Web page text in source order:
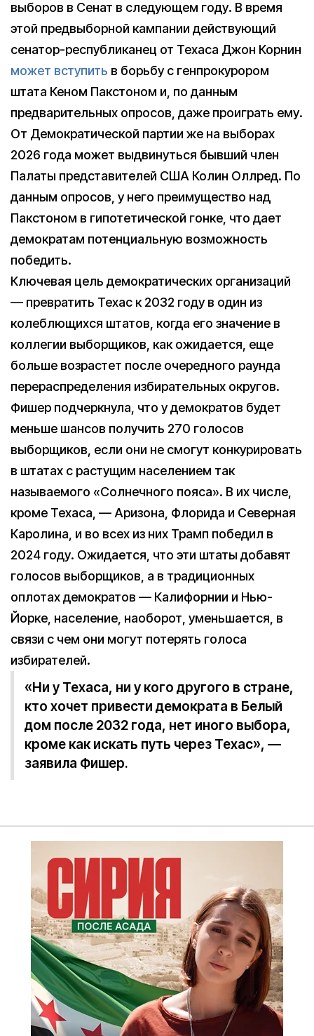
выборов в Сенат в следующем году. В время
этой предвыборной кампании действующий
сенатор-республиканец от Техаса Джон Корнин
может вступить в борьбу с генпрокурором
штата Кеном Пакстоном и, по данным
предварительных опросов, даже проиграть ему.
От Демократической партии же на выборах
2026 года может выдвинуться бывший член
Палаты представителей США Колин Оллред. По
данным опросов, у него преимущество над
Пакстоном в гипотетической гонке, что дает
демократам потенциальную возможность
победить.
Ключевая цель демократических организаций
— превратить Техас к 2032 году в один из
колеблющихся штатов, когда его значение в
коллегии выборщиков, как ожидается, еще
больше возрастет после очередного раунда
перераспределения избирательных округов.
Фишер подчеркнула, что у демократов будет
меньше шансов получить 270 голосов
выборщиков, если они не смогут конкурировать
в штатах с растущим населением так
называемого «Солнечного пояса». В их числе,
кроме Техаса, — Аризона, Флорида и Северная
Каролина, и во всех из них Трамп победил в
2024 году. Ожидается, что эти штаты добавят
голосов выборщиков, а в традиционных
оплотах демократов — Калифорнии и Нью-
Йорке, население, наоборот, уменьшается, в
связи с чем они могут потерять голоса
избирателей.
«Ни у Техаса, ни у кого другого в стране,
кто хочет привести демократа в Белый
дом после 2032 года, нет иного выбора,
кроме как искать путь через Техас», —
заявила Фишер.